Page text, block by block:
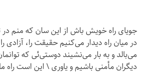
جویای راه خویش باش از این سان که منم
در میان راه دیدار می‌کنیم حقیقت را، آزادی
می‌بالد و به بار می‌نشیند دوستی‌ئی که
دیگران مأمنی باشیم و یاوری \ این است راه